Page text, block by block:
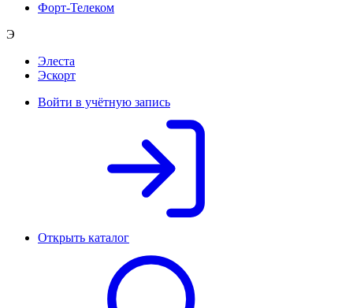
Форт-Телеком
Э
Элеста
Эскорт
Войти в учётную запись
Открыть каталог